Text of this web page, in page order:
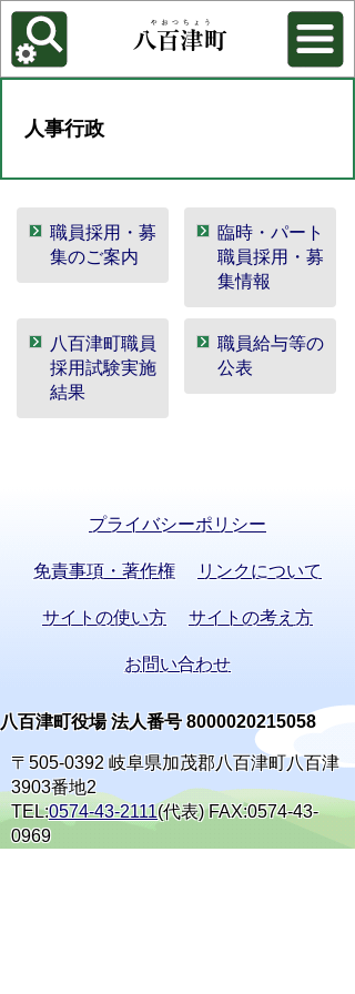
各種機能
背景色を変更する
人事行政
職員採用・募
集のご案内
臨時・パート
職員採用・募
集情報
八百津町職員
採用試験実施
結果
職員給与等の
公表
プライバシーポリシー
免責事項・著作権 リンクについて
サイトの使い方 サイトの考え方
お問い合わせ
八百津町役場 法人番号 8000020215058
〒505-0392 岐阜県加茂郡八百津町八百津
3903番地2
TEL:0574-43-2111(代表) FAX:0574-43-
0969